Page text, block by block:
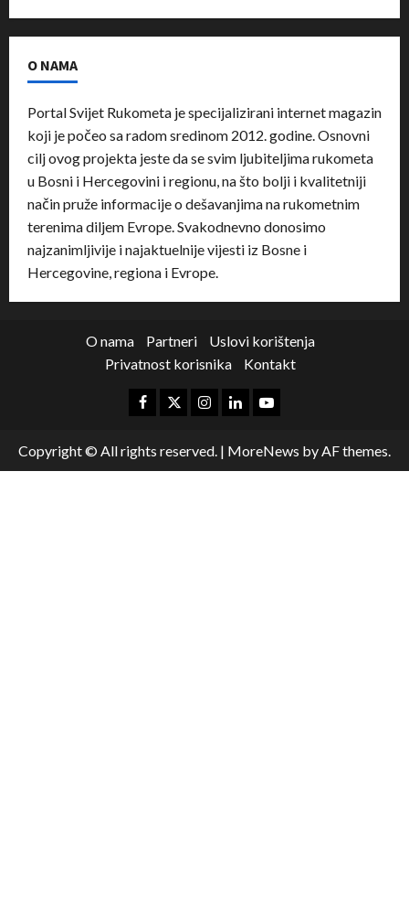
O NAMA
Portal Svijet Rukometa je specijalizirani internet magazin
koji je počeo sa radom sredinom 2012. godine. Osnovni
cilj ovog projekta jeste da se svim ljubiteljima rukometa
u Bosni i Hercegovini i regionu, na što bolji i kvalitetniji
način pruže informacije o dešavanjima na rukometnim
terenima diljem Evrope. Svakodnevno donosimo
najzanimljivije i najaktuelnije vijesti iz Bosne i
Hercegovine, regiona i Evrope.
O nama Partneri
Uslovi korištenja
Privatnost korisnika
Kontakt
Copyright © All rights reserved. | MoreNews by AF themes.